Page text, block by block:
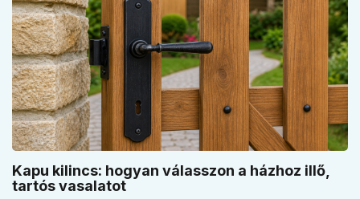
Kapu kilincs: hogyan válasszon a házhoz illő,
tartós vasalatot